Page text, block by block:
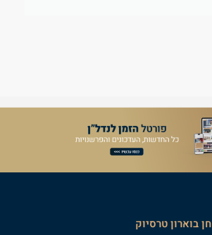
חן בוארון טרסיוק